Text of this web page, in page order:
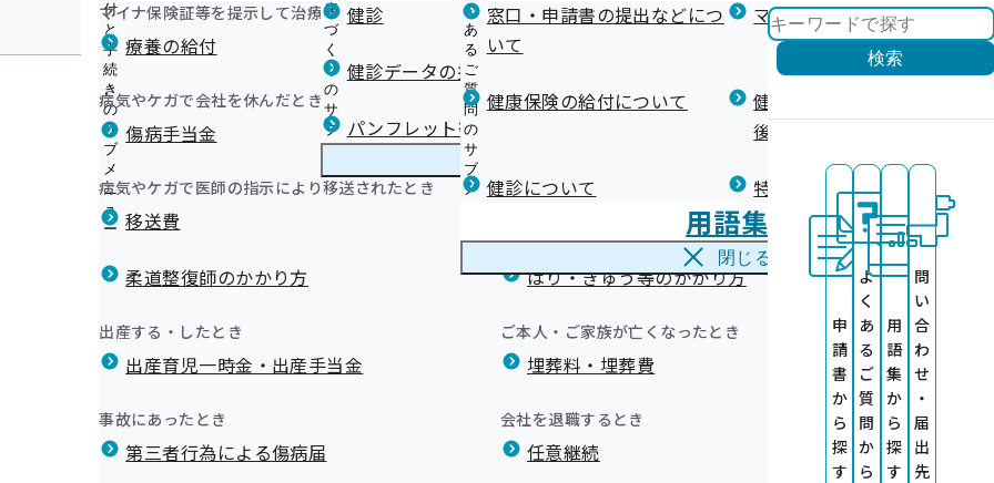
付
と
手
続
き
の
サ
ブ
メ
ニ
ュ
ー
マイナ保険証等を提示して治療を受けるとき
療養の給付
医療費が高額になりそう・なったとき
限度額適用認定・高額療養費・高額介護合算
病気やケガで会社を休んだとき
傷病手当金
医療費の全額を負担したとき
病気やケガで医師の指示により移送されたとき
移送費
海外で急な病気にかかり治療を受けたとき
柔道整復師のかかり方 はり・きゅう等のかかり方
出産する・したとき
出産育児一時金・出産手当金
ご本人・ご家族が亡くなったとき
埋葬料・埋葬費
事故にあったとき
第三者行為による傷病届
会社を退職するとき
任意継続
康
づ
く
り
の
サ
ブ
メ
ュ
健診 健診を受けた後の健康づくり
健診データの提供について 健康宣言（コラボヘルス）
パンフレット等（広報） 健康づくりコラム
く
あ
る
ご
質
問
の
サ
ブ
メ
窓口・申請書の提出などにつ
いて
マイナ保険証等関連について
健康保険の給付について
健康保険任意継続制度（退職
後の健康保険）について
健診について 特定保健指導について
用語集
閉じる
検索
申
請
書
か
ら
探
す
よ
く
あ
る
ご
質
問
か
ら
用
語
集
か
ら
探
す
問
い
合
わ
せ
・
届
出
先
宮城支部
宮城支部からのお知らせ
宮城支部の健診・保健指導のご案内
宮
の
生活習慣病予防健診とは
健診車による集合健診
健診結果をご提供ください
受診券（セット券）を失くされた方
健診結果をご提供ください（被扶養者）
重症化予防事業
重症化予防事業の外部委託を実施しています
特定保健指導継続的支援業務の外部委託を実施しています
東日本大震災で被災された皆様へ 健診費用が還付されます
オンライン資格確認等システムによる保険者からの特定健康診査情報の
康
健康保険委員の概要、各種手続きについて
令和6年度 健康保険委員研修会について
健康保険委員募集要領
健康づくり
2. 【加入者（被保険者・被扶養者）様向け】健康づくりサービス
宮城支部 第3期保健事業実施計画（データヘルス計画）
睡眠習慣等に関するアンケート調査の集計結果について
健康づくりポスターのご案内
ダブルケアに関するアンケート調査の実施について
《広報》月刊協会けんぽみやぎ(納入告知書同封リーフレット)
《広報》よくお電話いただく内容を解決！宮城支部のQ&A
《広報》協会けんぽ宮城支部公式LINEについて
《広報》上手な医療のかかり方
統計情報
健診実施機関一覧（ご本人さま）